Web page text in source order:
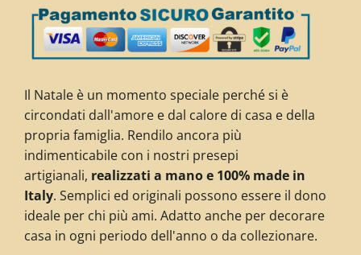
Il Natale è un momento speciale perché si è
circondati dall'amore e dal calore di casa e della
propria famiglia. Rendilo ancora più
indimenticabile con i nostri presepi
artigianali, realizzati a mano e 100% made in
Italy. Semplici ed originali possono essere il dono
ideale per chi più ami. Adatto anche per decorare
casa in ogni periodo dell'anno o da collezionare.